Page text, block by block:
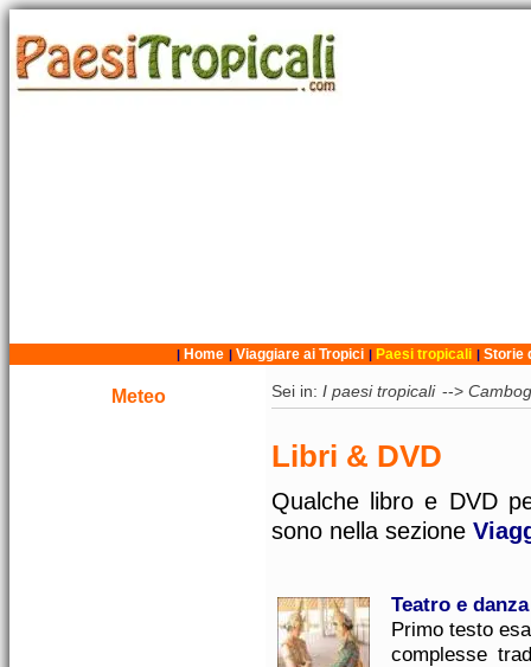
| Home | Viaggiare ai Tropici | Paesi tropicali | Storie
Meteo Sei in: I paesi tropicali -->
Libri & DVD
Qualche libro e DVD
sono nella sezione
Teatro e
Primo testo
complesse